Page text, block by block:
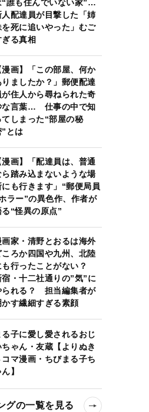
“誰も住んでいない家”…
人配達員が目撃した「姉
を死に追いやった」むご
ぎる真相
漫画】「この部屋、何か
りましたか？」郵便配達
が住人から尋ねられた奇
な言葉… 仕事の中で知
てしまった“部屋の秘
”とは
漫画】「配達員は、普通
ら踏み込まないような場
にも行きます」“郵便局員
ラー”の異色作、作者が
る“怪異の原点”
画家・清野とおるは海外
ころか四国や九州、北陸
も行ったことがない？
宿・十二社通りの”気”に
られる？ 担当編集者が
かす繊細すぎる素顔
る子に愛し愛されるおじ
ちゃん・友蔵【よりぬき
コマ漫画・ちびまる子ち
】
グの一覧を見る